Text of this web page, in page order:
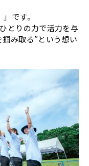
です。
とりの力で活力を与
み取る”という想い